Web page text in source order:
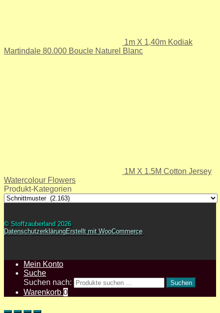
1m X 1,40m Kodiak
Martindale 80.000 Boucle Naturel Blanc
1M X 1.5M Cotton Jersey
Watercolour Flowers
Produkt-Kategorien
© Stoffzauberland 2026
DatenschutzerklärungErstellt mit WooCommerce.
Mein Konto
Suche
Suchen nach:
Suchen
Warenkorb 0